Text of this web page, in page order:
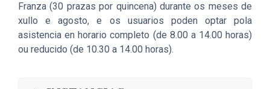
Franza (30 prazas por quincena) durante os meses de
xullo e agosto, e os usuarios poden optar pola
asistencia en horario completo (de 8.00 a 14.00 horas)
ou reducido (de 10.30 a 14.00 horas).